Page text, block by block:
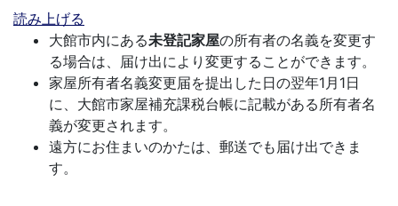
読み上げる
大館市内にある未登記家屋の所有者の名義を変更す
る場合は、届け出により変更することができます。
家屋所有者名義変更届を提出した日の翌年1月1日
に、大館市家屋補充課税台帳に記載がある所有者名
義が変更されます。
遠方にお住まいのかたは、郵送でも届け出できま
す。